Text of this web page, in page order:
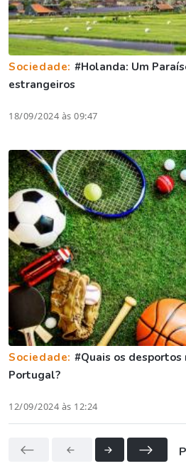
Sociedade: #Holanda: Um
estrangeiros
18/09/2024 às 09:47
Sociedade: #Quais os
Portugal?
12/09/2024 às 12:24